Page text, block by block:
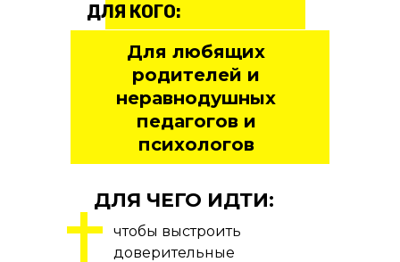
ДЛЯ КОГО:
Для любящих
родителей и
неравнодушных
педагогов и
психологов
ДЛЯ ЧЕГО ИДТИ:
чтобы выстроить
доверительные